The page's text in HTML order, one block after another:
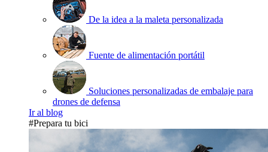
De la idea a la maleta personalizada
Fuente de alimentación portátil
Soluciones personalizadas de embalaje para
drones de defensa
Ir al blog
#Prepara tu bici